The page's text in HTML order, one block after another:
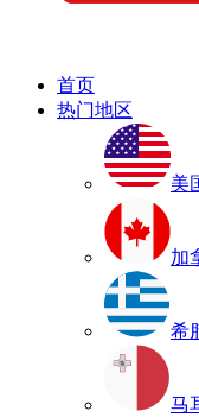
首页
热门地区
美
加
希
马